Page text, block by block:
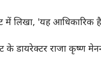
'यह आधिकारिक है...
के डायरेक्टर राजा